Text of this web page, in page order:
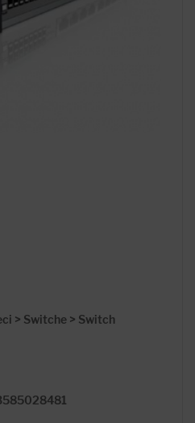
> Switche > Switch